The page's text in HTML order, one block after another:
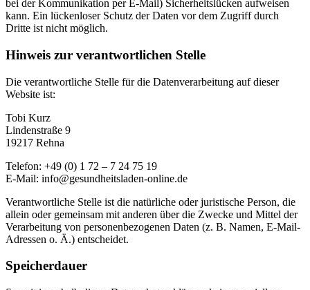
bei der Kommunikation per E-Mail) Sicherheitslücken aufweisen
kann. Ein lückenloser Schutz der Daten vor dem Zugriff durch
Dritte ist nicht möglich.
Hinweis zur verantwortlichen Stelle
Die verantwortliche Stelle für die Datenverarbeitung auf dieser
Website ist:
Tobi Kurz
Lindenstraße 9
19217 Rehna
Telefon: +49 (0) 1 72 – 7 24 75 19
E-Mail: info@gesundheitsladen-online.de
Verantwortliche Stelle ist die natürliche oder juristische Person, die
allein oder gemeinsam mit anderen über die Zwecke und Mittel der
Verarbeitung von personenbezogenen Daten (z. B. Namen, E-Mail-
Adressen o. Ä.) entscheidet.
Speicherdauer